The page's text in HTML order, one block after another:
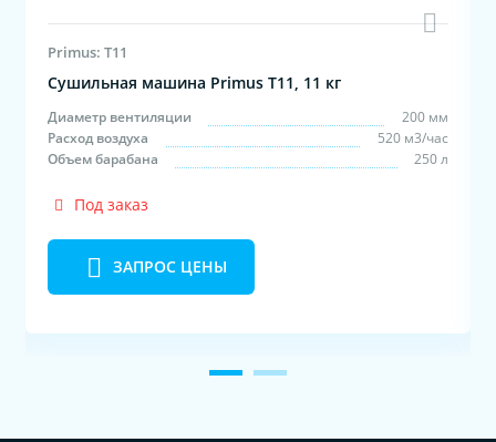
Primus: T11
Сушильная машина Primus T11, 11 кг
Диаметр вентиляции
200 мм
Расход воздуха
520 м3/час
Объем барабана
250 л
Под заказ
ЗАПРОС ЦЕНЫ